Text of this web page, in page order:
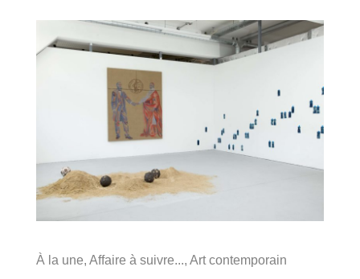
À la une, Affaire à suivre..., Art contemporain